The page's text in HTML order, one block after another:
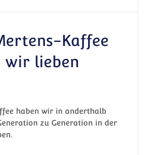
Kaffee seit 1863 – wir
Kaffee
wir lieben
haben wir in anderthalb
zu Generation in der